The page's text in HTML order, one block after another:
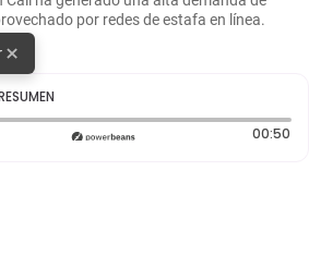
por redes de estafa en línea.
×
transcurrido: 0 segundos 00:50